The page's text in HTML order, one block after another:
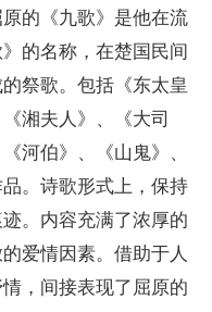
的《九歌》是他在流
的名称，在楚国民间
祭歌。包括《东太皇
湘夫人》、《大司
河伯》、《山鬼》、
。诗歌形式上，保持
。内容充满了浓厚的
爱情因素。借助于人
，间接表现了屈原的